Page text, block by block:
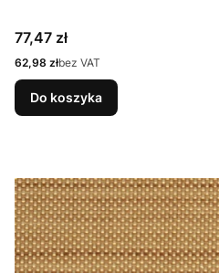
Cena
77,47 zł
Cena
62,98 złbez VAT
Do koszyka